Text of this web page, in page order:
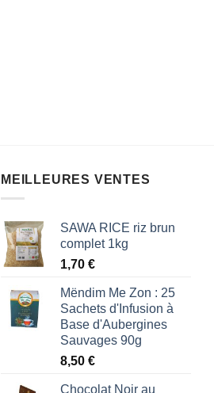
MEILLEURES VENTES
SAWA RICE riz brun
complet 1kg
1,70 €
Mëndim Me Zon : 25
Sachets d'Infusion à
Base d'Aubergines
Sauvages 90g
8,50 €
Chocolat Noir au